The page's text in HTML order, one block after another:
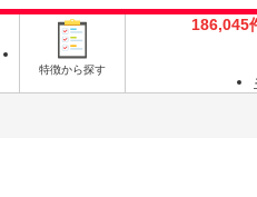
特徴から探す
186,045